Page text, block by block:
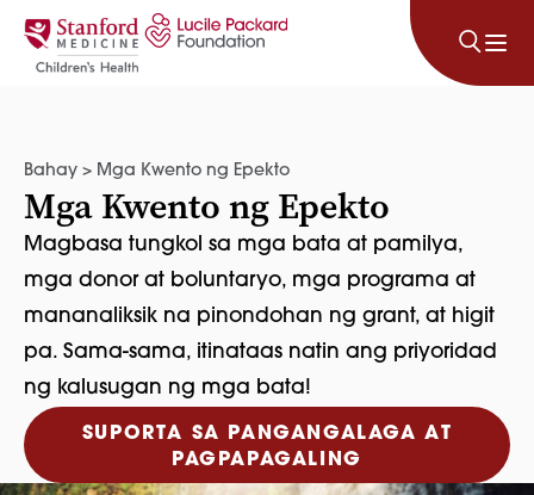
Lumaktaw sa nilalaman
Bahay > Mga Kwento ng Epekto
Mga Kwento ng Epekto
Magbasa tungkol sa mga bata at pamilya,
mga donor at boluntaryo, mga programa at
mananaliksik na pinondohan ng grant, at higit
pa. Sama-sama, itinataas natin ang priyoridad
ng kalusugan ng mga bata!
SUPORTA SA PANGANGALAGA AT
PAGPAPAGALING